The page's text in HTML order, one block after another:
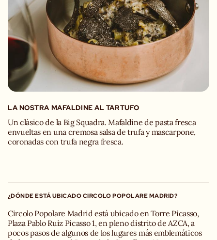
Capacidad sentados: 74 personas
Capacidad cóctel: 90 personas
LA NOSTRA MAFALDINE AL TARTUFO
Un clásico de la Big Squadra. Mafaldine de pasta fresca
envueltas en una cremosa salsa de trufa y mascarpone,
coronadas con trufa negra fresca.
¿DÓNDE ESTÁ UBICADO CIRCOLO POPOLARE MADRID?
Circolo Popolare Madrid está ubicado en Torre Picasso,
Plaza Pablo Ruiz Picasso 1, en pleno distrito de AZCA, a
pocos pasos de algunos de los lugares más emblemáticos